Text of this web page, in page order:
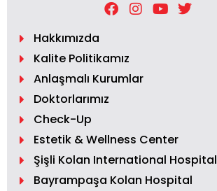
Hakkımızda
Kalite Politikamız
Anlaşmalı Kurumlar
Doktorlarımız
Check-Up
Estetik & Wellness Center
Şişli Kolan International Hospital
Bayrampaşa Kolan Hospital